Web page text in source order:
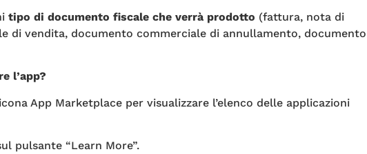
tipo di documento fiscale che verrà prodotto (fattura, nota di
di vendita, documento commerciale di annullamento, documento
l’app?
App Marketplace per visualizzare l’elenco delle applicazioni
pulsante “Learn More”.